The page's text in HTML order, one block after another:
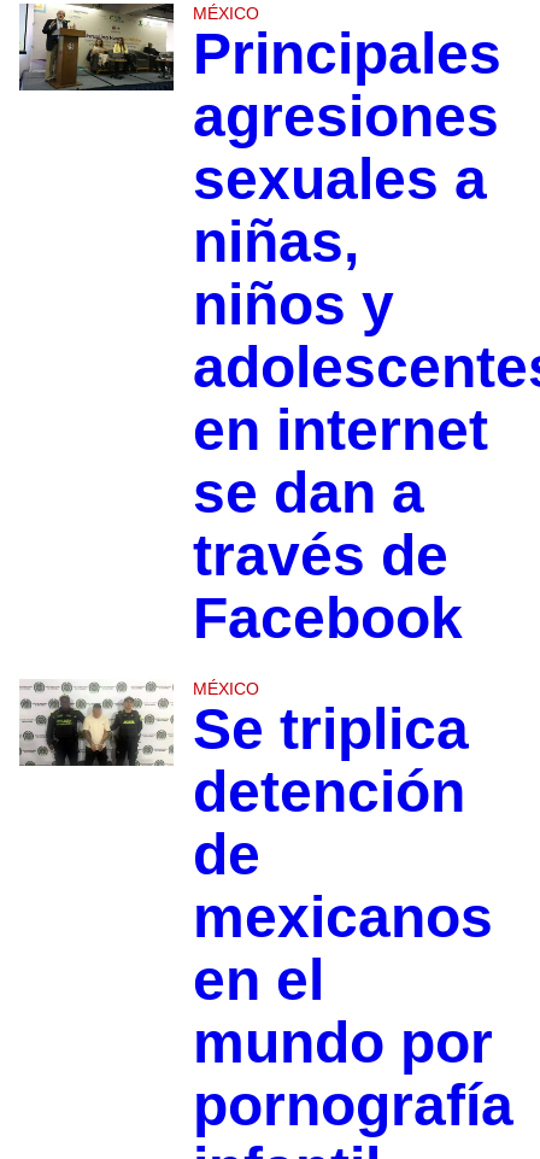
MÉXICO
Principales
agresiones
sexuales a
niñas,
niños y
en internet
se dan a
través de
Facebook
MÉXICO
Se triplica
detención
de
mexicanos
en el
mundo por
pornografía